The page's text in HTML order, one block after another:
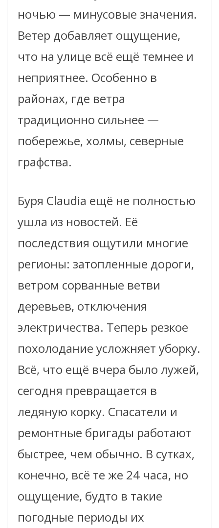
ночью — минусовые значения.
Ветер добавляет ощущение,
что на улице всё ещё темнее и
неприятнее. Особенно в
районах, где ветра
традиционно сильнее —
побережье, холмы, северные
графства.
Буря Claudia ещё не полностью
ушла из новостей. Её
последствия ощутили многие
регионы: затопленные дороги,
ветром сорванные ветви
деревьев, отключения
электричества. Теперь резкое
похолодание усложняет уборку.
Всё, что ещё вчера было лужей,
сегодня превращается в
ледяную корку. Спасатели и
ремонтные бригады работают
быстрее, чем обычно. В сутках,
конечно, всё те же 24 часа, но
ощущение, будто в такие
погодные периоды их